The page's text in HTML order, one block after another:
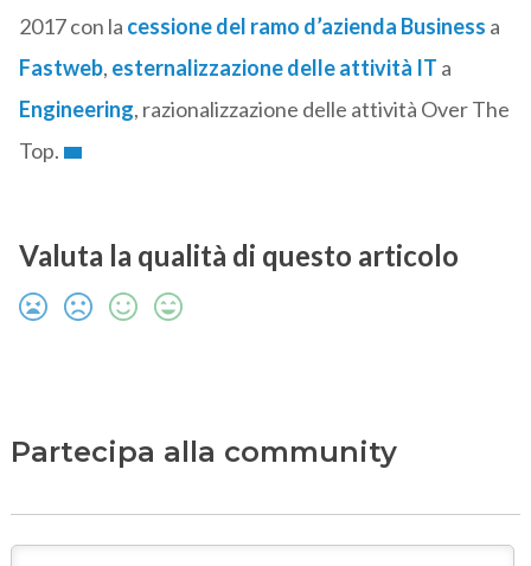
2017 con la cessione del ramo d’azienda Business a
Fastweb, esternalizzazione delle attività IT a
Engineering, razionalizzazione delle attività Over The
Top.
Valuta la qualità di questo articolo
Partecipa alla community